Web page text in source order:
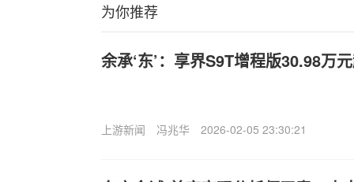
为你推荐
余承‘东’：享界S9T增程版30.98万
上游新闻 冯兆华 2026-02-05 23:30:21